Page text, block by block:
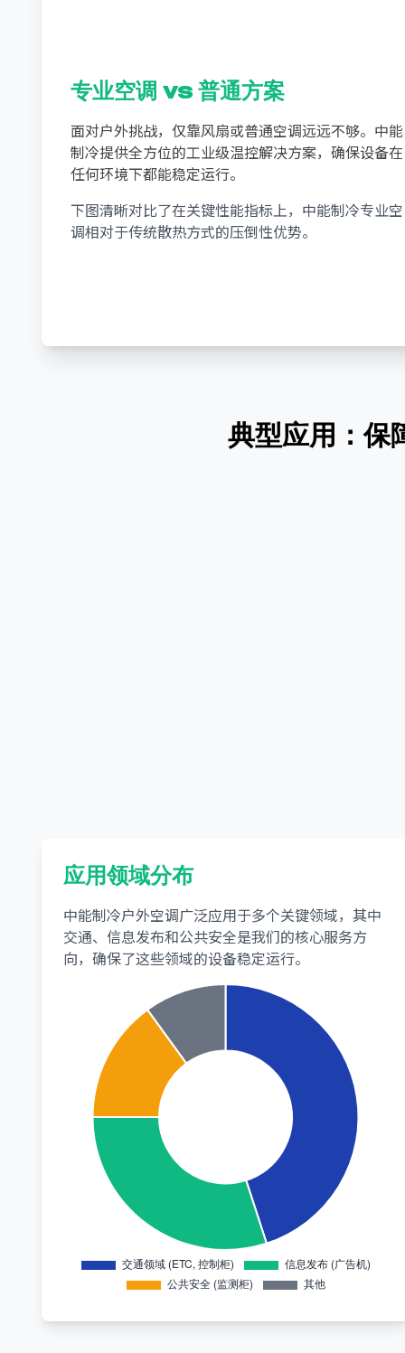
专业空调 vs 普通方案
面对户外挑战，仅靠风扇或普通空调远远不够。中能
制冷提供全方位的工业级温控解决方案，确保设备在
任何环境下都能稳定运行。
下图清晰对比了在关键性能指标上，中能制冷专业空
调相对于传统散热方式的压倒性优势。
典型应用：保
应用领域分布
中能制冷户外空调广泛应用于多个关键领域，其中
交通、信息发布和公共安全是我们的核心服务方
向，确保了这些领域的设备稳定运行。